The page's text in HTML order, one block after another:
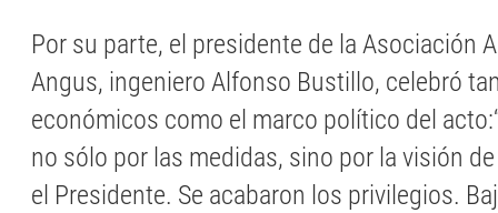
Por su parte, el presidente de la Asociación
Angus, ingeniero Alfonso Bustillo, celebró
económicos como el marco político del
no sólo por las medidas, sino por la visión
el Presidente. Se acabaron los privilegios.